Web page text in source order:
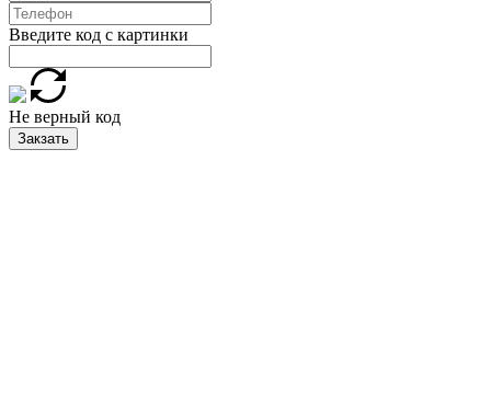
Введите код с картинки
Не верный код
Закзать